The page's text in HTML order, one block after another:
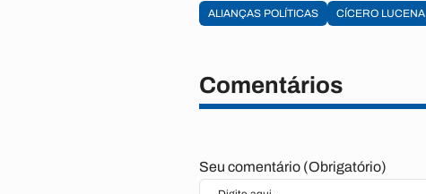
ALIANÇAS POLÍTICAS CÍCERO LUCENA
Comentários
Seu comentário (Obrigatório)